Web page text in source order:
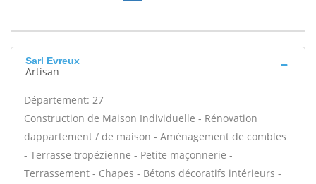
Sarl Evreux
Artisan
Département: 27
Construction de Maison Individuelle - Rénovation
dappartement / de maison - Aménagement de combles
- Terrasse tropézienne - Petite maçonnerie -
Terrassement - Chapes - Bétons décoratifs intérieurs -